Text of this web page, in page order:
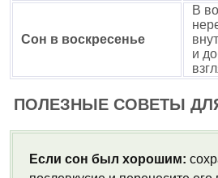
Сон в воскресенье
В
и
ПОЛЕЗНЫЕ СОВЕТЫ
Если сон был хорошим: